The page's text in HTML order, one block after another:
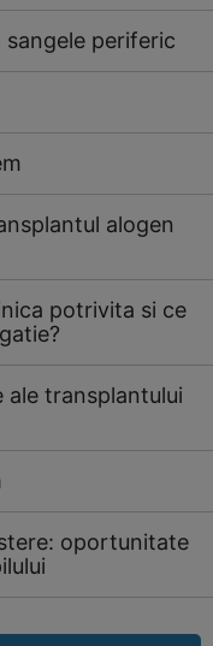
periferic
alogen
potrivita si ce
ale transplantului
oportunitate